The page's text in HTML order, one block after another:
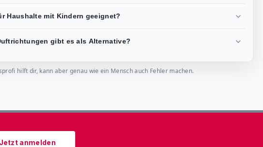
Haushalte mit Kindern geeignet?
gibt es als Alternative?
hilft dir, kann aber genau wie ein Mensch auch Fehler machen.
Jetzt anmelden